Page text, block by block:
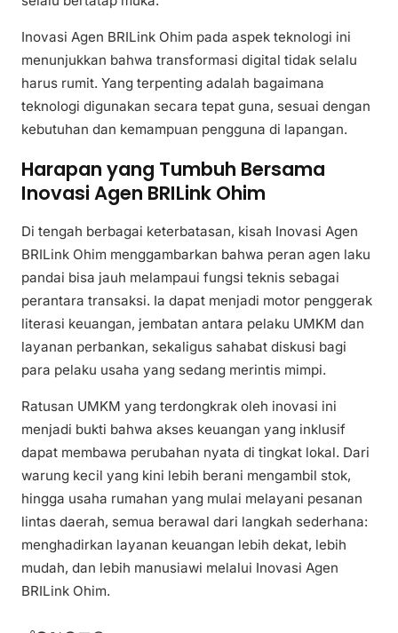
Inovasi Agen BRILink Ohim pada aspek teknologi ini
menunjukkan bahwa transformasi digital tidak selalu
harus rumit. Yang terpenting adalah bagaimana
teknologi digunakan secara tepat guna, sesuai dengan
kebutuhan dan kemampuan pengguna di lapangan.
Harapan yang Tumbuh Bersama
Inovasi Agen BRILink Ohim
Di tengah berbagai keterbatasan, kisah Inovasi Agen
BRILink Ohim menggambarkan bahwa peran agen laku
pandai bisa jauh melampaui fungsi teknis sebagai
perantara transaksi. Ia dapat menjadi motor penggerak
literasi keuangan, jembatan antara pelaku UMKM dan
layanan perbankan, sekaligus sahabat diskusi bagi
para pelaku usaha yang sedang merintis mimpi.
Ratusan UMKM yang terdongkrak oleh inovasi ini
menjadi bukti bahwa akses keuangan yang inklusif
dapat membawa perubahan nyata di tingkat lokal. Dari
warung kecil yang kini lebih berani mengambil stok,
hingga usaha rumahan yang mulai melayani pesanan
lintas daerah, semua berawal dari langkah sederhana:
menghadirkan layanan keuangan lebih dekat, lebih
mudah, dan lebih manusiawi melalui Inovasi Agen
BRILink Ohim.